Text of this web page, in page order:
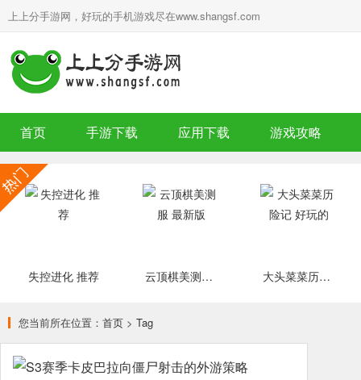
上上分手游网，好玩的手机游戏尽在www.shangsf.com
首页 手游下载 应用下载 游戏攻略
失控进化 推荐 云顶棋美测服 最新版 大头菜菜历险记 好玩的
您当前所在位置： 首页 > Tag